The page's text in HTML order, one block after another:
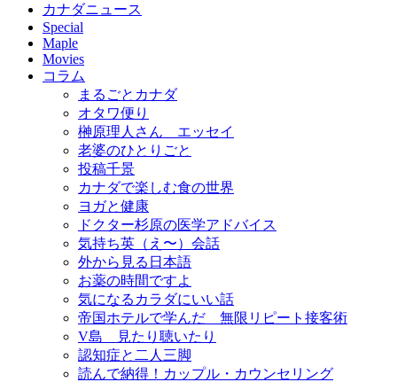
カナダニュース
Special
Maple
Movies
コラム
まるごとカナダ
オタワ便り
榊原理人さん エッセイ
老婆のひとりごと
投稿千景
カナダで楽しむ食の世界
ヨガと健康
ドクター杉原の医学アドバイス
気持ち英（え〜）会話
外から見る日本語
お薬の時間ですよ
気になるカラダにいい話
帝国ホテルで学んだ 無限リピート接客術
V島 見たり聴いたり
認知症と二人三脚
読んで納得！カップル・カウンセリング